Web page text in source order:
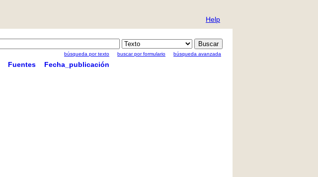
Help
búsqueda por texto buscar por formulario búsqueda avanzada
Fuentes Fecha_publicación